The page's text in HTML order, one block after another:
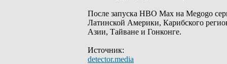
После запуска HBO Max на Megogo
Латинской Америки, Карибского
Азии, Тайване и Гонконге.
Источник:
detector.media